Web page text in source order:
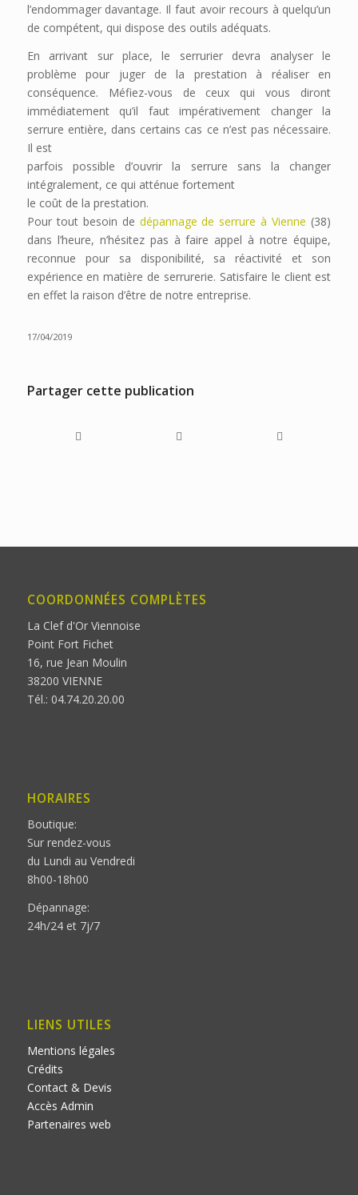
l’endommager davantage. Il faut avoir recours à quelqu’un
de compétent, qui dispose des outils adéquats.
En arrivant sur place, le serrurier devra analyser le
problème pour juger de la prestation à réaliser en
conséquence. Méfiez-vous de ceux qui vous diront
immédiatement qu’il faut impérativement changer la
serrure entière, dans certains cas ce n’est pas nécessaire.
Il est
parfois possible d’ouvrir la serrure sans la changer
intégralement, ce qui atténue fortement
le coût de la prestation.
Pour tout besoin de dépannage de serrure à Vienne (38)
dans l’heure, n’hésitez pas à faire appel à notre équipe,
reconnue pour sa disponibilité, sa réactivité et son
expérience en matière de serrurerie. Satisfaire le client est
en effet la raison d’être de notre entreprise.
17/04/2019
Partager cette publication
COORDONNÉES COMPLÈTES
La Clef d'Or Viennoise
Point Fort Fichet
16, rue Jean Moulin
38200 VIENNE
Tél.: 04.74.20.20.00
HORAIRES
Boutique:
Sur rendez-vous
du Lundi au Vendredi
8h00-18h00
Dépannage:
24h/24 et 7j/7
LIENS UTILES
Mentions légales
Crédits
Contact & Devis
Accès Admin
Partenaires web